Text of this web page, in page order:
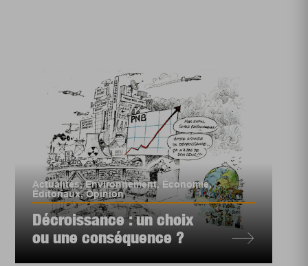
Actualités,Environnement,Économie,
Éditoriaux,Opinion
Décroissance : un choix
ou une conséquence ?